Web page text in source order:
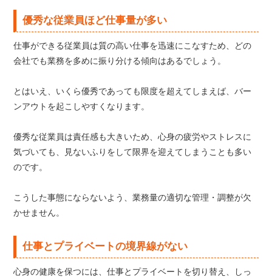
優秀な従業員ほど仕事量が多い
仕事ができる従業員は質の高い仕事を迅速にこなすため、どの
会社でも業務を多めに振り分ける傾向はあるでしょう。
とはいえ、いくら優秀であっても限度を超えてしまえば、バー
ンアウトを起こしやすくなります。
優秀な従業員は責任感も大きいため、心身の疲労やストレスに
気づいても、見ないふりをして限界を迎えてしまうことも多い
のです。
こうした事態にならないよう、業務量の適切な管理・調整が欠
かせません。
仕事とプライベートの境界線がない
心身の健康を保つには、仕事とプライベートを切り替え、しっ